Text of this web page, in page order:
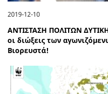
2019-12-10
ΑΝΤΙΣΤΑΣΗ ΠΟΛΙΤΩΝ
οι διώξεις των
Βιορευστά!